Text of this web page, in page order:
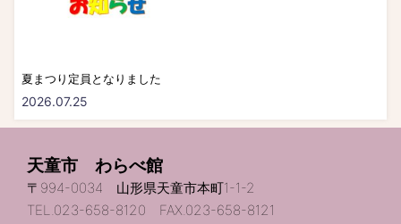
夏まつり定員となりました
2026.07.25
天童市 わらべ館
〒994-0034 山形県天童市本町1-1-2
TEL.023-658-8120 FAX.023-658-8121